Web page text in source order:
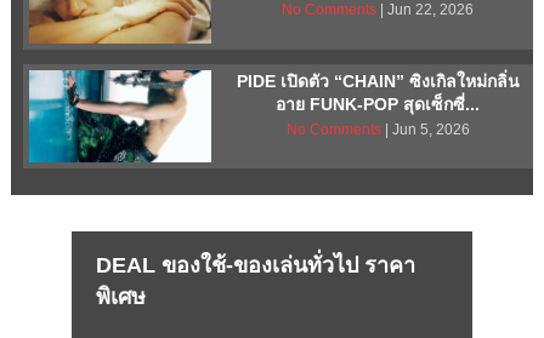
No Comments | Jun 22, 2026
PIDE เปิดตัว “CHAIN” ซิงเกิลใหม่กลิ่น
อาย FUNK-POP สุดเซ็กซี่...
No Comments| Jun 5, 2026
DEAL ของใช้-ของเล่นทั่วไป ราคา
พิเศษ